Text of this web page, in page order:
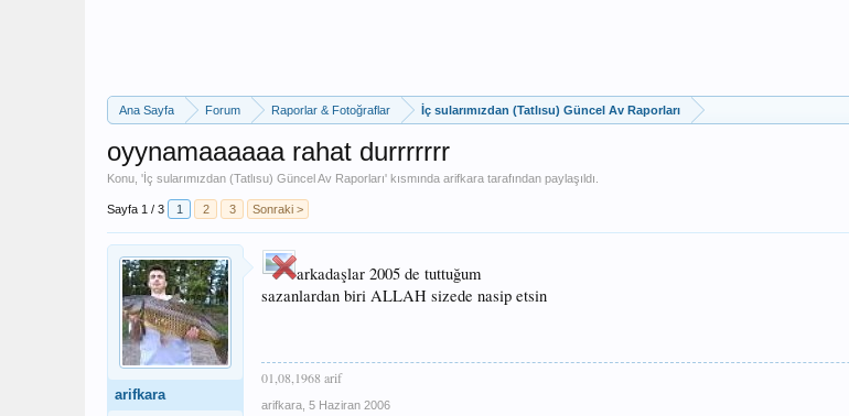
Ana Sayfa Forum Raporlar & Fotoğraflar İç sularımızdan (Tatlısu) Güncel Av Raporları
oyynamaaaaaa rahat durrrrrrr
Konu, 'İç sularımızdan (Tatlısu) Güncel Av Raporları' kısmında arifkara tarafından paylaşıldı.
Sayfa 1 / 3 1 2 3 Sonraki >
arifkara
arkadaşlar 2005 de tuttuğum
sazanlardan biri ALLAH sizede nasip etsin
01,08,1968 arif
arifkara 5 Haziran 2006